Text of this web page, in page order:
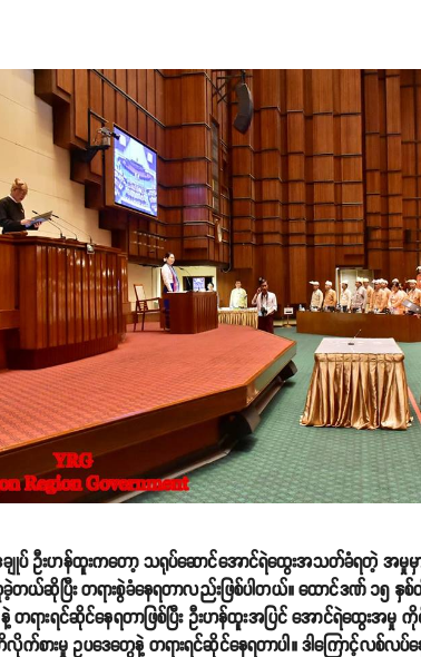
ချုပ် ဦးဟန်ထူးကတော့ သရုပ်ဆောင်အောင်ရဲထွေးအသတ်ခံရတဲ့ အ
ယ်ဆိုပြီး တရားစွဲခံနေရတာလည်းဖြစ်ပါတယ်။ ထောင်ဒဏ် ၁၅
နဲ့ တရားရင်ဆိုင်နေရတာဖြစ်ပြီး ဦးဟန်ထူးအပြင် အောင်ရဲထွေးအ
စားမှု ဥပဒေတွေနဲ့ တရားရင်ဆိုင်နေရတာပါ။ ဒါကြောင့်လစ်လပ်န